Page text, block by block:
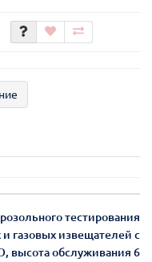
тестирования
газовых извещателей с
высота обслуживания 6